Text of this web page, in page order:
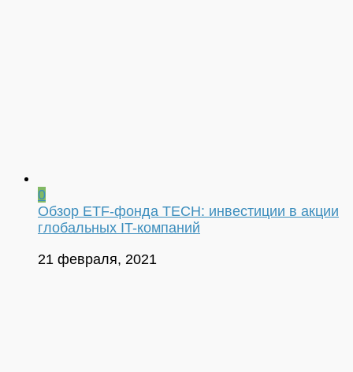
0
Обзор ETF-фонда TECH: инвестиции в акции
глобальных IT-компаний
21 февраля, 2021